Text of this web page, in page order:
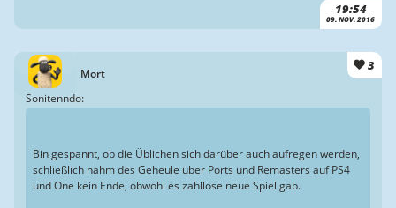
19:54
09. NOV. 2016
Mort
3
Sonitenndo:
Bin gespannt, ob die Üblichen sich darüber auch aufregen werden,
schließlich nahm des Geheule über Ports und Remasters auf PS4
und One kein Ende, obwohl es zahllose neue Spiel gab.